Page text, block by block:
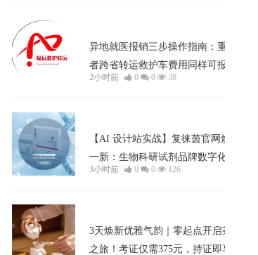
异地就医报销三步操作指南：重症患
者跨省转运救护车费用同样可报
2小时前 0 0 38
【AI 设计站实战】复徕茵官网焕然
一新：生物科研试剂品牌数字化门户
正式启航
3小时前 0 0 126
3天焕新优雅气韵｜零起点开启茶道
之旅！考证仅需375元，持证即享800